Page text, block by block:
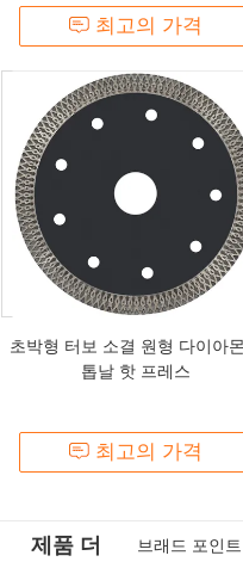
최고의 가격
초박형 터보 소결 원형 다이아
톱날 핫 프레스
최고의 가격
제품 더 브래드 포인
고 탄소 강철